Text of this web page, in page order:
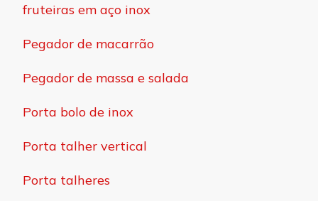
fruteiras em aço inox
Pegador de macarrão
Pegador de massa e salada
Porta bolo de inox
Porta talher vertical
Porta talheres